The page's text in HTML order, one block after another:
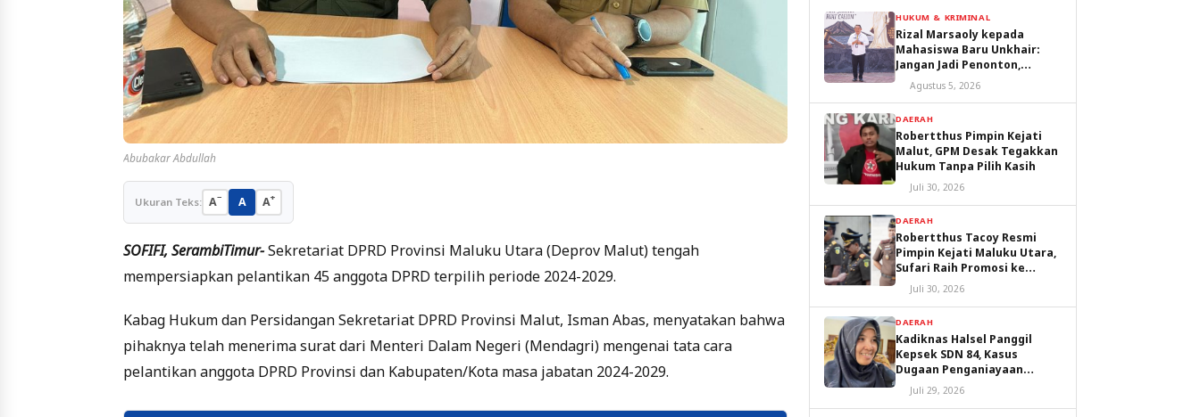
Abubakar Abdullah
Ukuran Teks: A− A A+
SOFIFI, SerambiTimur-Sekretariat DPRD Provinsi Maluku Utara (Deprov Malut) tengah
mempersiapkan pelantikan 45 anggota DPRD terpilih periode 2024-2029.
Kabag Hukum dan Persidangan Sekretariat DPRD Provinsi Malut, Isman Abas, menyatakan bahwa
pihaknya telah menerima surat dari Menteri Dalam Negeri (Mendagri) mengenai tata cara
pelantikan anggota DPRD Provinsi dan Kabupaten/Kota masa jabatan 2024-2029.
HUKUM & KRIMINAL
Rizal Marsaoly kepada
Mahasiswa Baru Unkhair:
Jangan Jadi Penonton,
Jadilah Penggerak Masa
Depan Ternate dan Maluku
Agustus 5, 2026
DAERAH
Robertthus Pimpin Kejati
Malut, GPM Desak Tegakkan
Hukum Tanpa Pilih Kasih
Juli 30, 2026
DAERAH
Robertthus Tacoy Resmi
Pimpin Kejati Maluku Utara,
Sufari Raih Promosi ke
Kejaksaan Agung
Juli 30, 2026
DAERAH
Kadiknas Halsel Panggil
Kepsek SDN 84, Kasus
Dugaan Penganiayaan
Diproses
Juli 29, 2026